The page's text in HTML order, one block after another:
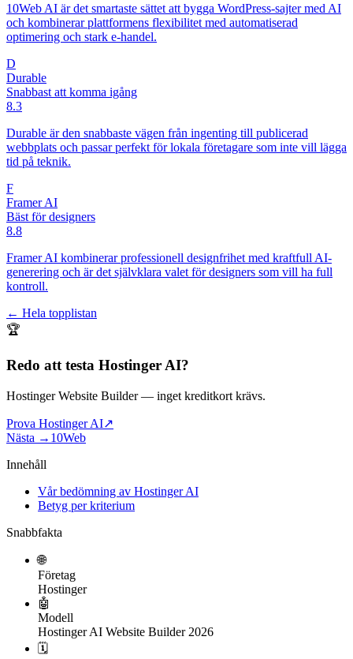
10Web AI är det smartaste sättet att bygga WordPress-sajter med AI
och kombinerar plattformens flexibilitet med automatiserad
optimering och stark e-handel.
D
Durable
Snabbast att komma igång
8.3
Durable är den snabbaste vägen från ingenting till publicerad
webbplats och passar perfekt för lokala företagare som inte vill lägga
tid på teknik.
F
Framer AI
Bäst för designers
8.8
Framer AI kombinerar professionell designfrihet med kraftfull AI-
generering och är det självklara valet för designers som vill ha full
kontroll.
← Hela topplistan
🏆
Redo att testa Hostinger AI?
Hostinger Website Builder— inget kreditkort krävs.
Prova Hostinger AI↗
Nästa → 10Web
Innehåll
Vår bedömning av Hostinger AI
Betyg per kriterium
Snabbfakta
🌐
Företag
Hostinger
🤖
Modell
Hostinger AI Website Builder 2026
🗓